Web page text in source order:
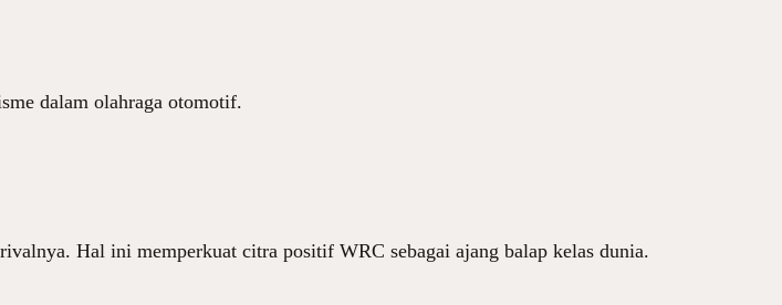
dalam olahraga otomotif.
Hal ini memperkuat citra positif WRC sebagai ajang balap kelas dunia.